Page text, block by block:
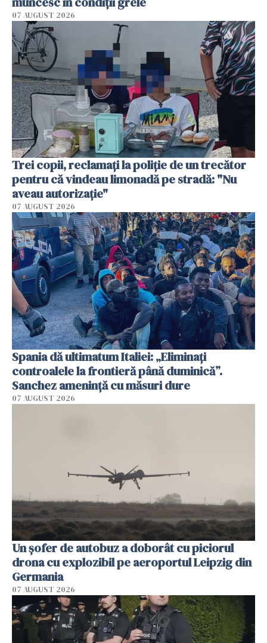
07 AUGUST 2026
Trei copii, reclamați la poliție de un trecător
pentru că vindeau limonadă pe stradă: "Nu
aveau autorizație"
07 AUGUST 2026
Spania dă ultimatum Italiei: „Eliminați
controalele la frontieră până duminică”.
Sanchez amenință cu măsuri dure
07 AUGUST 2026
Un șofer de autobuz a doborât cu piciorul
drona cu explozibil pe aeroportul Leipzig din
Germania
07 AUGUST 2026